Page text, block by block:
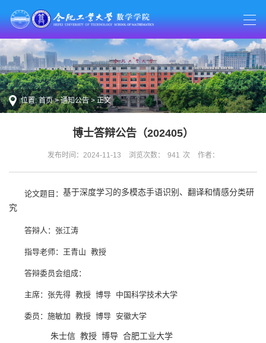
位置:首页>通知公告> 正文
博士答辩公告（202405）
发布时间：2024-11-13 浏览次数： 941 次 作者：
论文题目： 基于深度学习的多模态手语识别、翻译和情感分类研
究
答辩人：张江涛
指导老师：王青山 教授
答辩委员会组成：
主席：张先得 教授 博导 中国科学技术大学
委员：施敏加 教授 博导 安徽大学
朱士信 教授 博导 合肥工业大学